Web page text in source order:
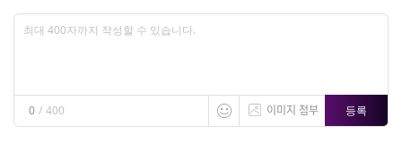
0 / 400 이미지 첨부 등록